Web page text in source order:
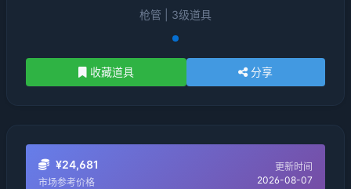
枪管 | 3级道具
收藏道具 分享
¥24,681
市场参考价格
更新时间
2026-08-07